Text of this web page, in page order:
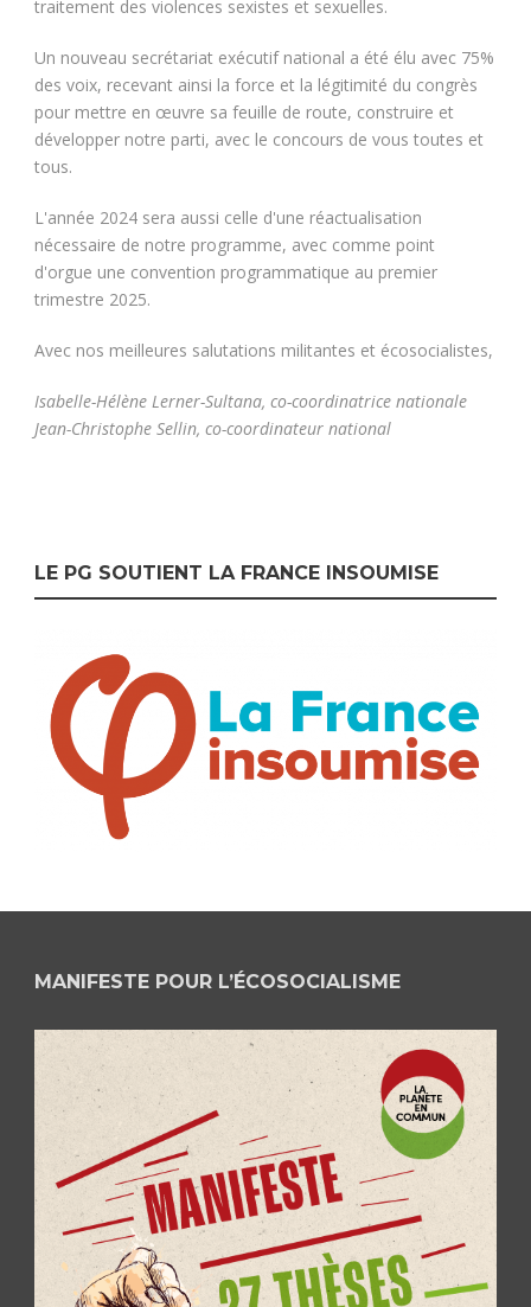
traitement des violences sexistes et sexuelles.
Un nouveau secrétariat exécutif national a été élu avec 75%
des voix, recevant ainsi la force et la légitimité du congrès
pour mettre en œuvre sa feuille de route, construire et
développer notre parti, avec le concours de vous toutes et
tous.
L'année 2024 sera aussi celle d'une réactualisation
nécessaire de notre programme, avec comme point
d'orgue une convention programmatique au premier
trimestre 2025.
Avec nos meilleures salutations militantes et écosocialistes,
Isabelle-Hélène Lerner-Sultana, co-coordinatrice nationale
Jean-Christophe Sellin, co-coordinateur national
LE PG SOUTIENT LA FRANCE INSOUMISE
MANIFESTE POUR L’ÉCOSOCIALISME